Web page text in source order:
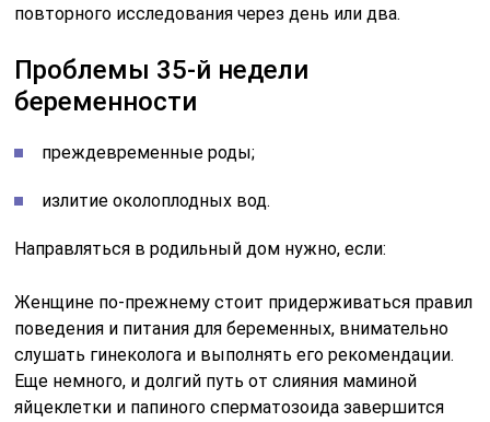
повторного исследования через день или два.
Проблемы 35-й недели
беременности
преждевременные роды;
излитие околоплодных вод.
Направляться в родильный дом нужно, если:
Женщине по-прежнему стоит придерживаться правил
поведения и питания для беременных, внимательно
слушать гинеколога и выполнять его рекомендации.
Еще немного, и долгий путь от слияния маминой
яйцеклетки и папиного сперматозоида завершится